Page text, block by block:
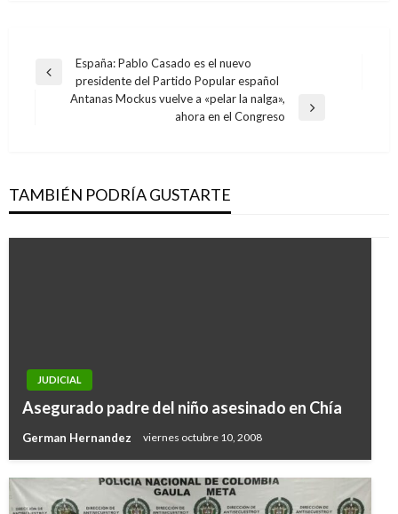
Navegación
Entrada
anterior
España: Pablo Casado es el nuevo
presidente del Partido Popular español
Antanas Mockus vuelve a «pelar la nalga»,
ahora en el Congreso
TAMBIÉN PODRÍA GUSTARTE
JUDICIAL
Asegurado padre del niño asesinado en Chía
German Hernandez viernes octubre 10, 2008